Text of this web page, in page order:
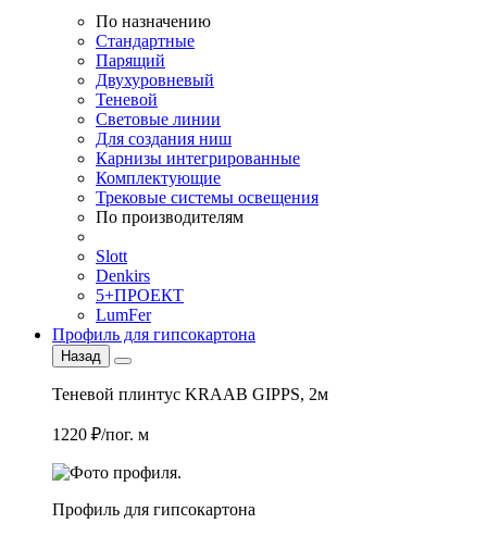
По назначению
Стандартные
Парящий
Двухуровневый
Теневой
Световые линии
Для создания ниш
Карнизы интегрированные
Комплектующие
Трековые системы освещения
По производителям
Slott
Denkirs
5+ПРОЕКТ
LumFer
Профиль для гипсокартона
Назад
Теневой плинтус KRAAB GIPPS, 2м
1220 ₽/пог. м
Профиль для гипсокартона